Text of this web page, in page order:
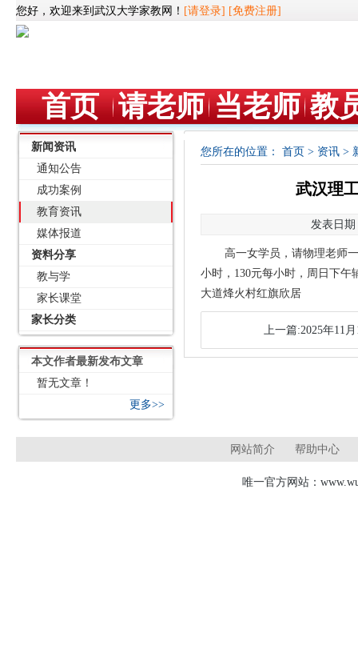
您好，欢迎来到武汉大学家教网！ [请登录] [免费注册]
首页 请老师 当老师 教
新闻资讯
通知公告
成功案例
教育资讯
媒体报道
资料分享
教与学
家长课堂
家长分类
本文作者最新发布文章
暂无文章！
更多>>
您所在的位置： 首页 > 资讯 >
武汉理
发表日期
高一女学员，请物理老师
小时，130元每小时，周日下
大道烽火村红旗欣居
上一篇:2025年11
网站简介 帮助中心
唯一官方网站：